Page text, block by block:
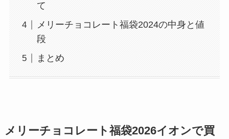
て
メリーチョコレート福袋2024の中身と値
段
まとめ
メリーチョコレート福袋2026イオンで買